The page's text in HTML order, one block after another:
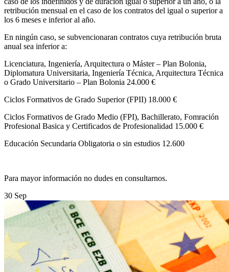
retribución mensual en el caso de los contratos del igual o superior a
los 6 meses e inferior al año.
En ningún caso, se subvencionaran contratos cuya retribución bruta
anual sea inferior a:
Licenciatura, Ingeniería, Arquitectura o Máster – Plan Bolonia,
Diplomatura Universitaria, Ingeniería Técnica, Arquitectura Técnica
o Grado Universitario – Plan Bolonia 24.000 €
Ciclos Formativos de Grado Superior (FPII) 18.000 €
Ciclos Formativos de Grado Medio (FPI), Bachillerato, Fomración
Profesional Basica y Certificados de Profesionalidad 15.000 €
Educación Secundaria Obligatoria o sin estudios 12.600
Para mayor información no dudes en consultarnos.
30 Sep